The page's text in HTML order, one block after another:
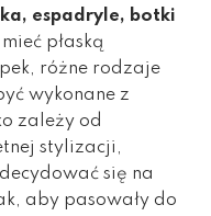
espadryle, botki
płaską
różne rodzaje
wykonane z
zależy od
stylizacji,
się na
aby pasowały do